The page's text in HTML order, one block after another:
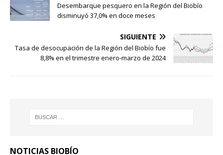
Desembarque pesquero en la Región del Biobío
disminuyó 37,0% en doce meses
SIGUIENTE
Tasa de desocupación de la Región del Biobío fue
8,8% en el trimestre enero-marzo de 2024
NOTICIAS BIOBÍO